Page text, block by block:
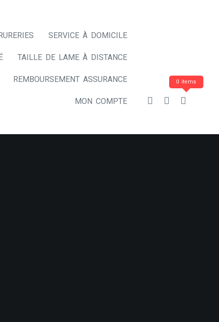
SERVICE À DOMICILE
TAILLE DE LAME À DISTANCE
REMBOURSEMENT ASSURANCE
MON COMPTE
0 items